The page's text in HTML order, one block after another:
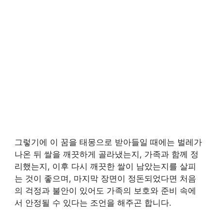
그렇기에 이 꿈을 태몽으로 받아들일 때에는 벌레가
나온 뒤 쌀을 깨끗하게 골라냈는지, 가족과 함께 정
리했는지, 이후 다시 깨끗한 쌀이 남았는지를 살피
는 것이 좋으며, 마지막 장면이 정돈되었다면 처음
의 걱정과 불안이 있어도 가족의 보호와 준비 속에
서 안정될 수 있다는 조언을 해주곤 합니다.